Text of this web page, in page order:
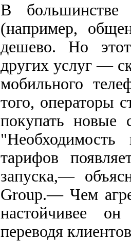
В большинстве
(например,
дешево. Но
других услуг —
мобильного
того, операторы
покупать новые
тарифов
запуска,—
Group.— Чем
настойчивее он
переводя